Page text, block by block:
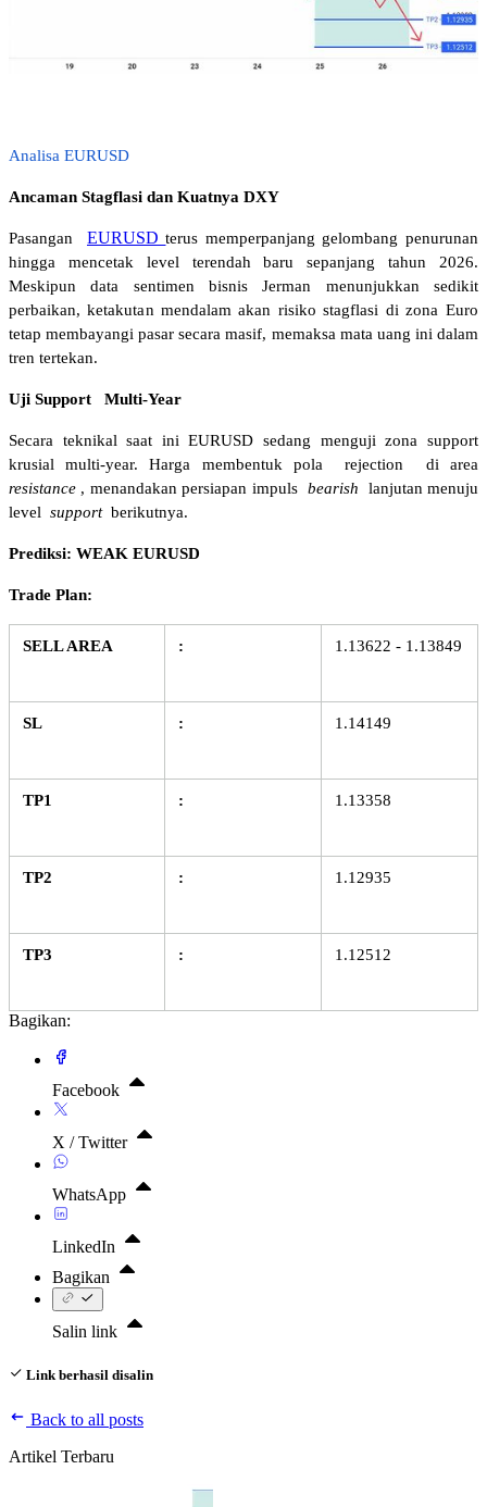
Analisa EURUSD
Ancaman Stagflasi dan Kuatnya DXY
Pasangan EURUSDterus memperpanjang gelombang penurunan
hingga mencetak level terendah baru sepanjang tahun 2026.
Meskipun data sentimen bisnis Jerman menunjukkan sedikit
perbaikan, ketakutan mendalam akan risiko stagflasi di zona Euro
tetap membayangi pasar secara masif, memaksa mata uang ini dalam
tren tertekan.
Uji Support Multi-Year
Secara teknikal saat ini EURUSD sedang menguji zona support
krusial multi-year. Harga membentuk pola
rejection
resistance , menandakan persiapan impuls bearish
lanjutan menuju
level support berikutnya.
Prediksi: WEAK EURUSD
Trade Plan:
SELL AREA : 1.13622 - 1.13849
SL : 1.14149
TP1 : 1.13358
TP2 : 1.12935
TP3 : 1.12512
Bagikan:
Facebook
X / Twitter
WhatsApp
LinkedIn
Bagikan
Salin link
Link berhasil disalin
Back to all posts
Artikel Terbaru